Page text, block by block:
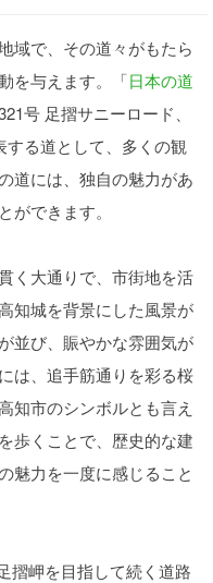
域で、その道々がもたら
を与えます。「日本の道
号 足摺サニーロード、
る道として、多くの観
道には、独自の魅力があ
ができます。
く大通りで、市街地を活
知城を背景にした風景が
並び、賑やかな雰囲気が
は、追手筋通りを彩る桜
知市のシンボルとも言え
歩くことで、歴史的な建
魅力を一度に感じること
摺岬を目指して続く道路